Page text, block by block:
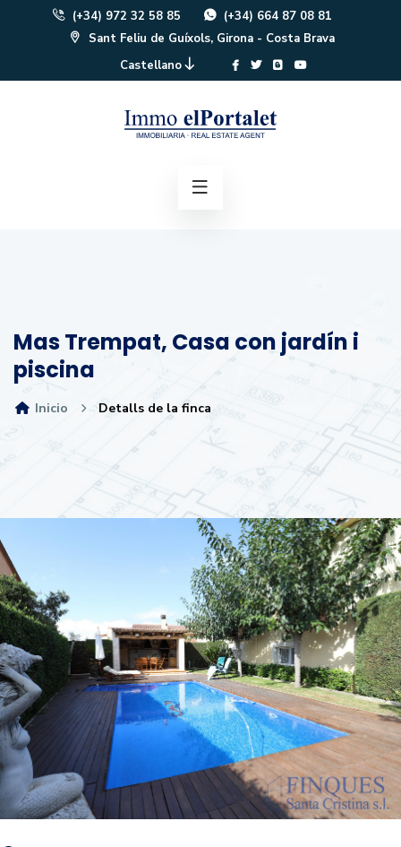
(+34) 972 32 58 85
(+34) 664 87 08 81
Sant Feliu de Guíxols, Girona - Costa Brava
Castellano
Mas Trempat, Casa con jardín i
piscina
Inicio Detalls de la finca